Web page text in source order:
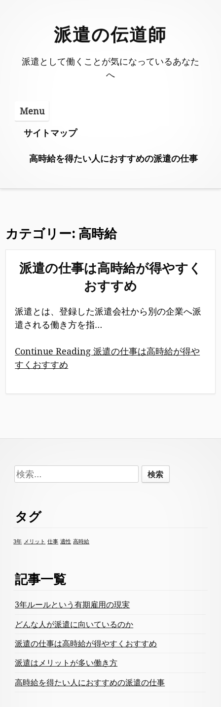
派遣の伝道師
派遣として働くことが気になっているあなた
へ
Menu
サイトマップ
高時給を得たい人におすすめの派遣の仕事
カテゴリー: 高時給
派遣の仕事は高時給が得やすく
おすすめ
派遣とは、登録した派遣会社から別の企業へ派
遣される働き方を指…
Continue Reading 派遣の仕事は高時給が得や
すくおすすめ
Footer
Content
検
索:
タグ
3年 メリット 仕事 適性 高時給
記事一覧
3年ルールという有期雇用の現実
どんな人が派遣に向いているのか
派遣の仕事は高時給が得やすくおすすめ
派遣はメリットが多い働き方
高時給を得たい人におすすめの派遣の仕事